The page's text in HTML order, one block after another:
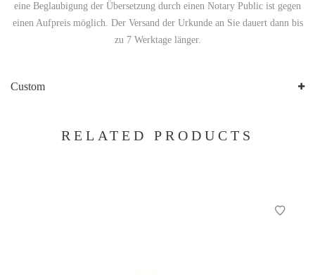
eine Beglaubigung der Übersetzung durch einen Notary Public ist gegen
einen Aufpreis möglich. Der Versand der Urkunde an Sie dauert dann bis
zu 7 Werktage länger.
Custom
RELATED PRODUCTS